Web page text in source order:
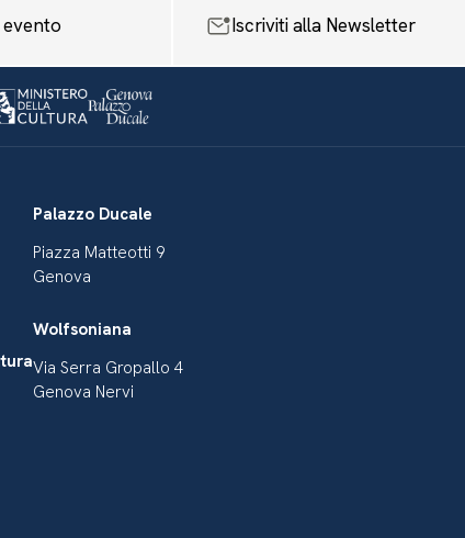
Iscriviti alla Newsletter
Palazzo Ducale
Piazza Matteotti 9
Genova
Wolfsoniana
Via Serra Gropallo 4
Genova Nervi